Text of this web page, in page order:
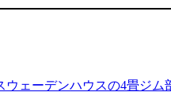
ェーデンハウスの4畳ジム